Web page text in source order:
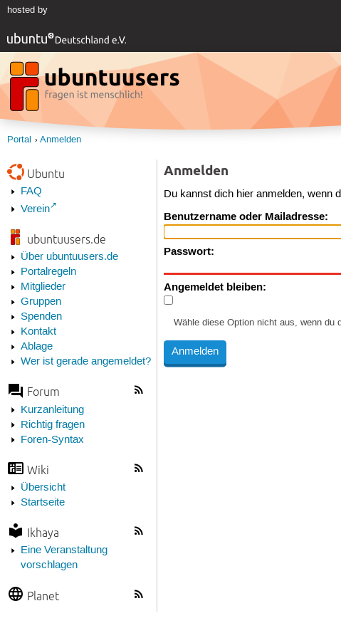
hosted by
Portal Anmelden
Ubuntu
FAQ
Verein
ubuntuusers.de
Über ubuntuusers.de
Portalregeln
Mitglieder
Gruppen
Spenden
Kontakt
Ablage
Wer ist gerade angemeldet?
Forum
Kurzanleitung
Richtig fragen
Foren-Syntax
Wiki
Übersicht
Startseite
Ikhaya
Eine Veranstaltung
vorschlagen
Planet
Anmelden
Du kannst dich hier anmelden, wenn
Benutzername oder Mailadresse:
Passwort:
Angemeldet bleiben:
Wähle diese Option nicht aus, wenn du